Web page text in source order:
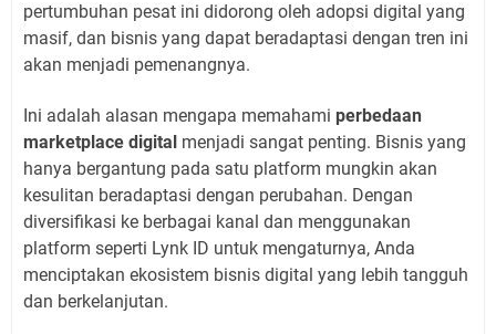
pertumbuhan pesat ini didorong oleh adopsi digital yang
masif, dan bisnis yang dapat beradaptasi dengan tren ini
akan menjadi pemenangnya.
Ini adalah alasan mengapa memahami perbedaan
marketplace digital menjadi sangat penting. Bisnis yang
hanya bergantung pada satu platform mungkin akan
kesulitan beradaptasi dengan perubahan. Dengan
diversifikasi ke berbagai kanal dan menggunakan
platform seperti Lynk ID untuk mengaturnya, Anda
menciptakan ekosistem bisnis digital yang lebih tangguh
dan berkelanjutan.